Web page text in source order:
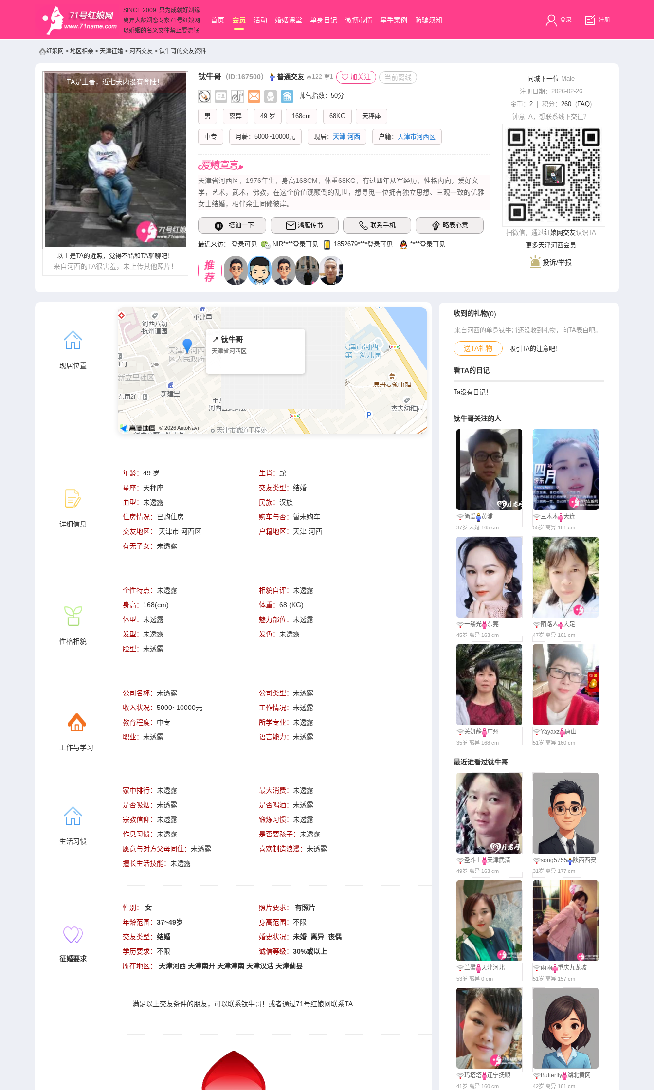
SINCE 2009 只为成就好姻缘
离异大龄姻恋专家71号红娘网
以婚姻的名义交往禁止耍流氓
首页 会员 活动 婚姻课堂 单身日记 微博心情 牵手案例 防骗须知 登录 注册
红娘网 > 地区相亲 > 天津征婚 > 河西交友 > 钛牛哥的交友资料
TA是土著，近七天内没有登陆！
以上是TA的近照，觉得不错和TA聊聊吧！
来自河西的TA很害羞，未上传其他照片！
钛牛哥 （ID:167500） 普通交友 122 1 加关注 当前离线
帅气指数：50分
男 离异 49 岁 168cm 68KG 天秤座
中专 月薪：5000~10000元 现居： 天津 河西 户籍： 天津市河西区
天津省河西区，1976年生，身高168CM，体​‌‌重68KG，有过四年从军经历，性格内向，爱好文
学，艺术，武术，佛教，在这个价值观颠倒的乱世，想寻觅一位拥有独立思想、三观一致的优雅
女士结婚，相伴余生同修彼岸。
搭讪一下 鸿雁传书 联系手机 略表心意
最近来访： 登录可见 NIR‌****登录可见 1852679‌****‌登录可见 ‌****‌登录可见
同城下一位 Male
注册日期：2026-02-26
金币： 2| 积分： 260(FAQ)
钟意TA，想联系线下交往？
扫微信，通过红娘网交友认识TA
更多天津河西会员
投诉/举报
现居位置
📍 钛牛哥
天津省河西区
© 2026 AutoNavi
详细信息
年龄： 49 岁 生肖： 蛇
星座： 天秤座 交友类型： 结婚
血型： 未透露 民族： 汉族
住房情况： 已购住房 购车与否： 暂未购车
交友地区：
天津市 河西区 户籍地区： 天津 河西
有无子女： 未透露
性格相貌
个性特点： 未透露 相貌自评： 未透露
身高： 168(cm) 体重： 68 (KG)
体型： 未透露 魅力部位： 未透露
发型： 未透露 发色： 未透露
脸型： 未透露
工作与学习
公司名称： 未透露 公司类型： 未透露
收入状况： 5000~10000元 工作情况： 未透露
教育程度： 中专 所学专业： 未透露
职业： 未透露 语言能力： 未透露
生活习惯
家中排行： 未透露 最大消费： 未透露
是否吸烟： 未透露 是否喝酒： 未透露
宗教信仰： 未透露 锻炼习惯： 未透露
作息习惯： 未透露 是否要孩子： 未透露
愿意与对方父母同住： 未透露 喜欢制造浪漫： 未透露
擅长生活技能： 未透露
征婚要求
性别： 女 照片要求：
有照片
年龄范围： 37~49岁 身高范围： 不限
交友类型： 结婚 婚史状况： 未婚 离异 丧偶
学历要求： 不限 诚信等级： 30%或以上
所在地区：
天津河西 天津南开 天津津南 天津汉沽 天津蓟县
满足以上交友条件的朋友，可以联系钛牛哥！或者通过71号红娘网联系TA
收到的礼物(0)
来自河西的单身钛牛哥还没收到礼物，向TA表白吧。
送TA礼物 吸引TA的注意吧！
看TA的日记
Ta没有日记！
钛牛哥关注的人
简爱 黄浦
37岁 未婚 165 cm
三木木 大连
55岁 离异 161 cm
一缕光 东莞
45岁 离异 163 cm
陌路人 大足
47岁 离异 161 cm
关妍静 广州
35岁 离异 168 cm
Yayaxz 唐山
51岁 离异 160 cm
最近谁看过钛牛哥
圣斗士 天津武清
49岁 离异 163 cm
song5755 陕西西安
31岁 离异 177 cm
兰馨 天津河北
53岁 离异 0 cm
雨雨 重庆九龙坡
51岁 离异 157 cm
玛塔塔 辽宁抚顺
41岁 离异 160 cm
Butterfly 湖北黄冈
42岁 离异 161 cm